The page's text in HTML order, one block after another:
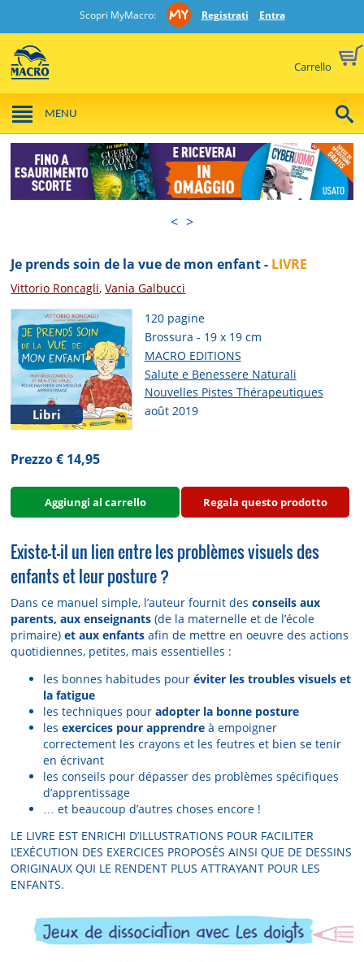
Scopri MyMacro: Registrati Entra
Carrello
MENU
< >
Je prends soin de la vue de mon enfant - LIVRE
Vittorio Roncagli,Vania Galbucci
Libri
120 pagine
Brossura - 19 x 19 cm
MACRO EDITIONS
Salute e Benessere Naturali
Nouvelles Pistes Thérapeutiques
août 2019
Prezzo € 14,95
Aggiungi al carrello Regala questo prodotto
Existe-t-il un lien entre les problèmes visuels des
enfants et leur posture ?
Dans ce manuel simple, l’auteur fournit desconseils aux
parents, aux enseignants (de la maternelle et de l’école
primaire)et aux enfants afin de mettre en oeuvre des actions
quotidiennes, petites, mais essentielles :
les bonnes habitudes pouréviter les troubles visuels et
la fatigue
les techniques pouradopter la bonne posture
lesexercices pour apprendre à empoigner
correctement les crayons et les feutres et bien se tenir
en écrivant
les conseils pour dépasser des problèmes spécifiques
d’apprentissage
… et beaucoup d’autres choses encore !
LE LIVRE EST ENRICHI D’ILLUSTRATIONS POUR FACILITER
L’EXÉCUTION DES EXERCICES PROPOSÉS AINSI QUE DE DESSINS
ORIGINAUX QUI LE RENDENT PLUS ATTRAYANT POUR LES
ENFANTS.